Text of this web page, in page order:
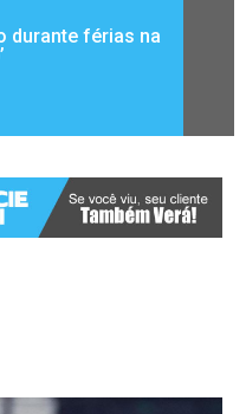
durante férias na